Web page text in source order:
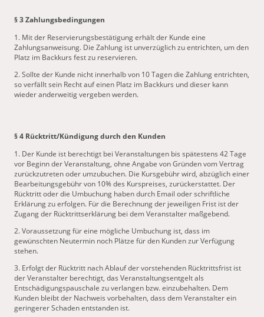
§ 3 Zahlungsbedingungen
1. Mit der Reservierungsbestätigung erhält der Kunde eine
Zahlungsanweisung. Die Zahlung ist unverzüglich zu entrichten, um den
Platz im Backkurs fest zu reservieren.
2. Sollte der Kunde nicht innerhalb von 10 Tagen die Zahlung entrichten,
so verfällt sein Recht auf einen Platz im Backkurs und dieser kann
wieder anderweitig vergeben werden.
§ 4 Rücktritt/Kündigung durch den Kunden
1. Der Kunde ist berechtigt bei Veranstaltungen bis spätestens 42 Tage
vor Beginn der Veranstaltung, ohne Angabe von Gründen vom Vertrag
zurückzutreten oder umzubuchen. Die Kursgebühr wird, abzüglich einer
Bearbeitungsgebühr von 10% des Kurspreises, zurückerstattet. Der
Rücktritt oder die Umbuchung haben durch Email oder schriftliche
Erklärung zu erfolgen. Für die Berechnung der jeweiligen Frist ist der
Zugang der Rücktrittserklärung bei dem Veranstalter maßgebend.
2. Voraussetzung für eine mögliche Umbuchung ist, dass im
gewünschten Neutermin noch Plätze für den Kunden zur Verfügung
stehen.
3. Erfolgt der Rücktritt nach Ablauf der vorstehenden Rücktrittsfrist ist
der Veranstalter berechtigt, das Veranstaltungsentgelt als
Entschädigungspauschale zu verlangen bzw. einzubehalten. Dem
Kunden bleibt der Nachweis vorbehalten, dass dem Veranstalter ein
geringerer Schaden entstanden ist.